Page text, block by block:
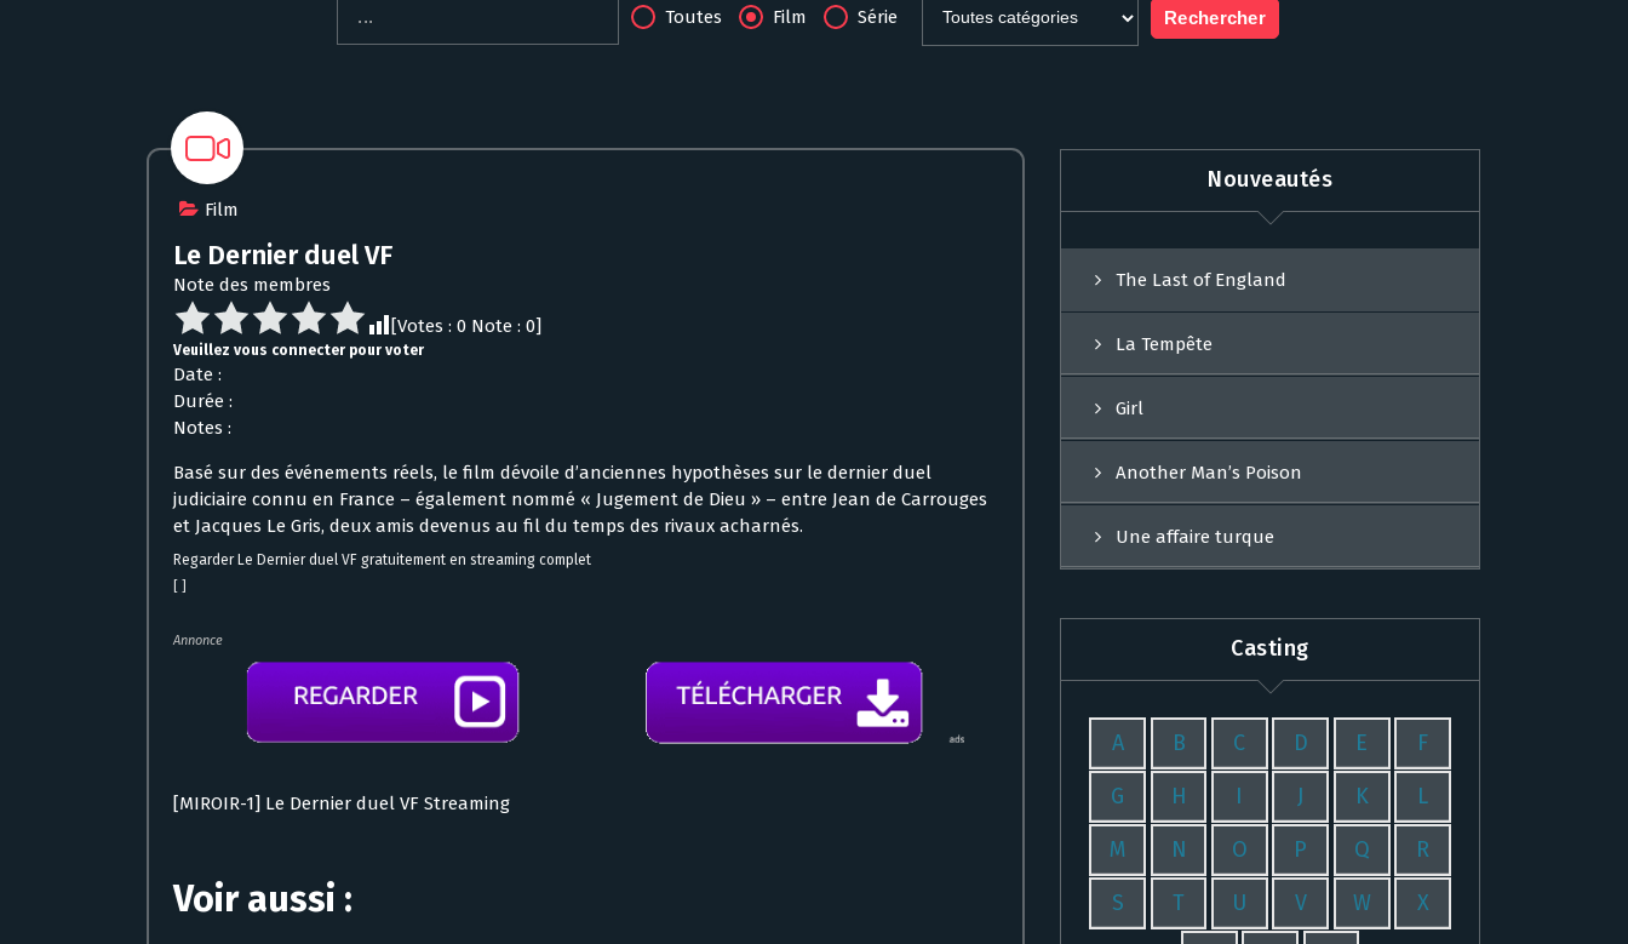
Toutes Film Série
Film
Le Dernier duel VF
Note des membres
[Votes : 0 Note : 0]
Veuillez vous connecter pour voter
Date :
Durée :
Notes :
Basé sur des événements réels, le film dévoile d’anciennes hypothèses sur le dernier duel
judiciaire connu en France – également nommé « Jugement de Dieu » – entre Jean de Carrouges
et Jacques Le Gris, deux amis devenus au fil du temps des rivaux acharnés.
Regarder Le Dernier duel VF gratuitement en streaming complet
Annonce
[MIROIR-1] Le Dernier duel VF Streaming
Voir aussi :
Nouveautés
The Last of England
La Tempête
Girl
Another Man’s Poison
Une affaire turque
Casting
A B C D E F
G H I J K L
M N O P Q R
S T U V W X